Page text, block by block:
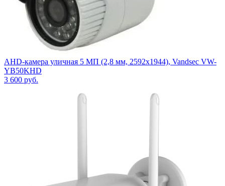
AHD-камера уличная 5 МП (2,8 мм, 2592х1944), Vandsec VW-
YB50KHD
3 600 руб.